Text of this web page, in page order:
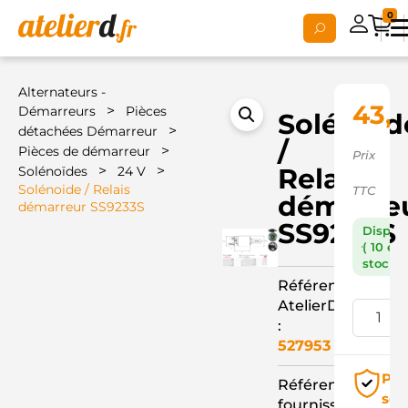
0
Alternateurs -
Démarreurs
>
Pièces
détachées Démarreur
>
Pièces de démarreur >
Solénoïdes > 24 V >
Solénoide / Relais
démarreur SS9233S
/
Relais
SS9233S
Référence
AtelierD
:
527953
Référence
Prix
TTC
( 10 en
stock )